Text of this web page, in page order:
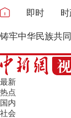
即时
铸牢中华民族共
最新
热点
国内
社会